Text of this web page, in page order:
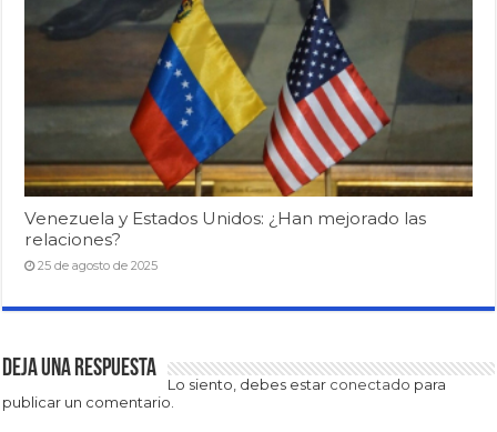
Venezuela y Estados Unidos: ¿Han mejorado las
relaciones?
25 de agosto de 2025
Deja una respuesta
Lo siento, debes estar conectado para
publicar un comentario.